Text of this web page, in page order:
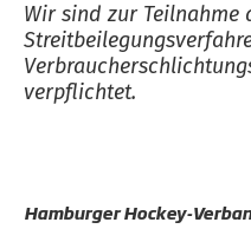
Wir sind zur Teilnahme
verpflichtet.
Hamburger Hockey-